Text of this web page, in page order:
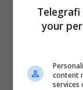
your
content
services